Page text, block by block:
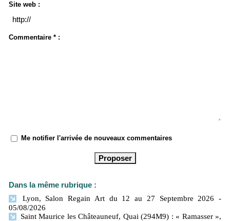
Site web :
Commentaire * :
Me notifier l'arrivée de nouveaux commentaires
Dans la même rubrique :
Lyon, Salon Regain Art du 12 au 27 Septembre 2026
-
05/08/2026
Saint Maurice les Châteauneuf, Quai (294M9) : « Ramasser »,